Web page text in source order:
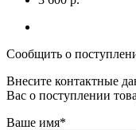
Сообщить о
Внесите контактные
Вас о поступлении
Ваше имя*